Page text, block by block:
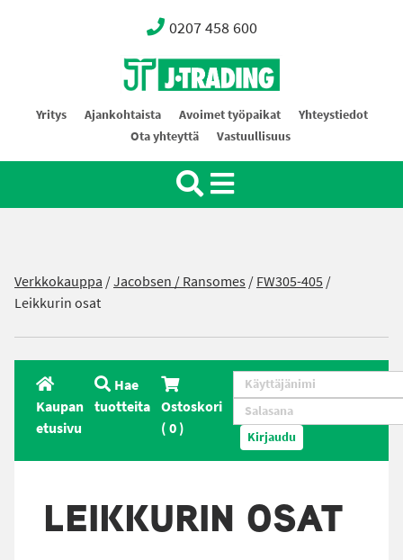
0207 458 600
Oy J-Trading Ab
Yritys Ajankohtaista Avoimet työpaikat
Yhteystiedot
Ota yhteyttä
Vastuullisuus
Verkkokauppa /Jacobsen / Ransomes /FW305-405 /
Leikkurin osat
Kaupan
etusivu
Hae
tuotteita Ostoskori
(0) Kirjaudu
LEIKKURIN OSAT